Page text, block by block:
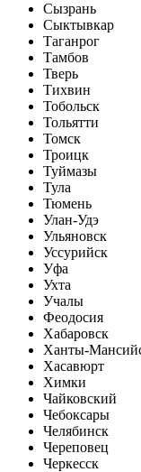
Сызрань
Сыктывкар
Таганрог
Тамбов
Тверь
Тихвин
Тобольск
Тольятти
Томск
Троицк
Туймазы
Тула
Тюмень
Улан-Удэ
Ульяновск
Уссурийск
Уфа
Ухта
Учалы
Феодосия
Хабаровск
Ханты-
Хасавюрт
Химки
Чайковский
Чебоксары
Челябинск
Череповец
Черкесск